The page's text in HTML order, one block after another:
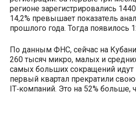
регионе зарегистрировались
14,2% превышает показатель
прошлого года. Тогда появилось
По данным ФНС, сейчас на
260 тысяч микро, малых и
самых больших сокращений идут
первый квартал прекратили
IT‑компаний. Это на 52% больше,